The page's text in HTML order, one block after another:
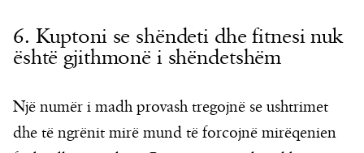
6. Kuptoni se shëndeti dhe fitnesi nuk
është gjithmonë i shëndetshëm
Një numër i madh provash tregojnë se ushtrimet
dhe të ngrënit mirë mund të forcojnë mirëqenien